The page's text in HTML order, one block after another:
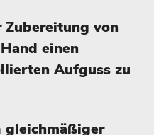
Zubereitung von
einen
Aufguss zu
gleichmäßiger